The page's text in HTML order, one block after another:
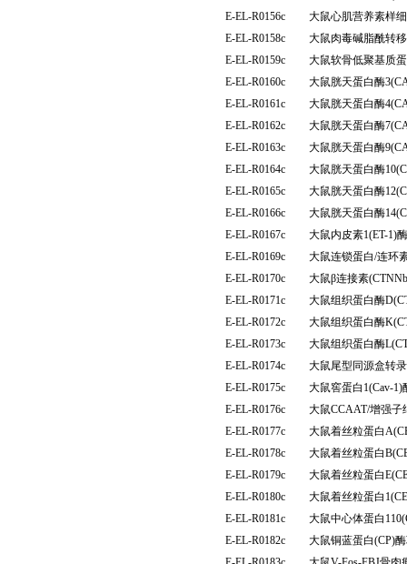
E-EL-R0156c
大鼠心肌营养素样
E-EL-R0158c
大鼠肉毒碱脂酰转
E-EL-R0159c
大鼠软骨低聚基质
E-EL-R0160c
大鼠胱天蛋白酶
E-EL-R0161c
大鼠胱天蛋白酶
E-EL-R0162c
大鼠胱天蛋白酶
E-EL-R0163c
大鼠胱天蛋白酶
E-EL-R0164c
大鼠胱天蛋白酶
E-EL-R0165c
大鼠胱天蛋白酶
E-EL-R0166c
大鼠胱天蛋白酶
E-EL-R0167c
大鼠内皮素1(ET-1)
E-EL-R0169c
大鼠连锁蛋白/连环
E-EL-R0170c
大鼠β连接素
E-EL-R0171c
大鼠组织蛋白酶
E-EL-R0172c
大鼠组织蛋白酶
E-EL-R0173c
大鼠组织蛋白酶
E-EL-R0174c
大鼠尾型同源盒转
E-EL-R0175c
大鼠窖蛋白1(Cav-
E-EL-R0176c
大鼠CCAAT/增强子
E-EL-R0177c
大鼠着丝粒蛋白
E-EL-R0178c
大鼠着丝粒蛋白
E-EL-R0179c
大鼠着丝粒蛋白
E-EL-R0180c
大鼠着丝粒蛋白
E-EL-R0181c
大鼠中心体蛋白
E-EL-R0182c
大鼠铜蓝蛋白(CP)